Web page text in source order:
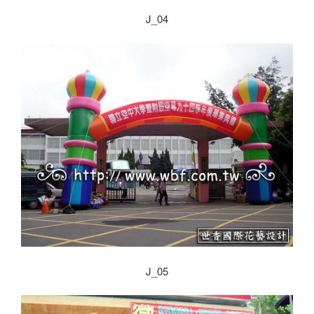
J_04
J_05